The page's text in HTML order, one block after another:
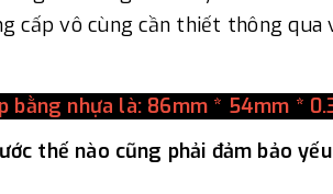
cấp vô cùng cần thiết thông qua
bằng nhựa là: 86mm * 54mm *
thế nào cũng phải đảm bảo